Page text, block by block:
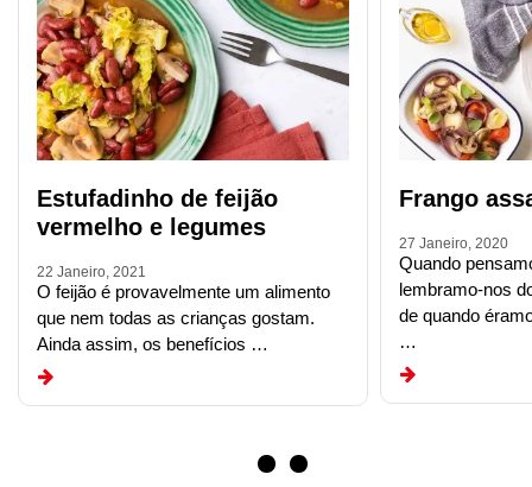
Estufadinho de feijão
vermelho e legumes
22 Janeiro, 2021
O feijão é provavelmente um alimento
que nem todas as crianças gostam.
Ainda assim, os benefícios …
Frango
27 Janeiro, 2020
Quando
lembramo-nos
de quando
…